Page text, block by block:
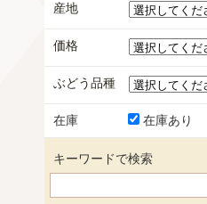
産地
価格
ぶどう品種
在庫 在庫あり
キーワードで検索